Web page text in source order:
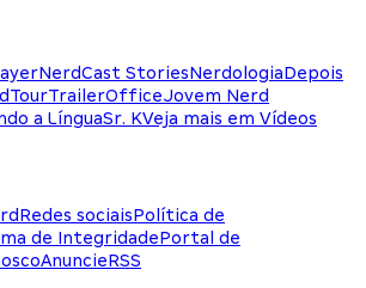
NerdCast StoriesNerdologiaDepois
TrailerOfficeJovem Nerd
a LínguaSr. KVeja mais em Vídeos
Redes sociaisPolítica de
de IntegridadePortal de
AnuncieRSS